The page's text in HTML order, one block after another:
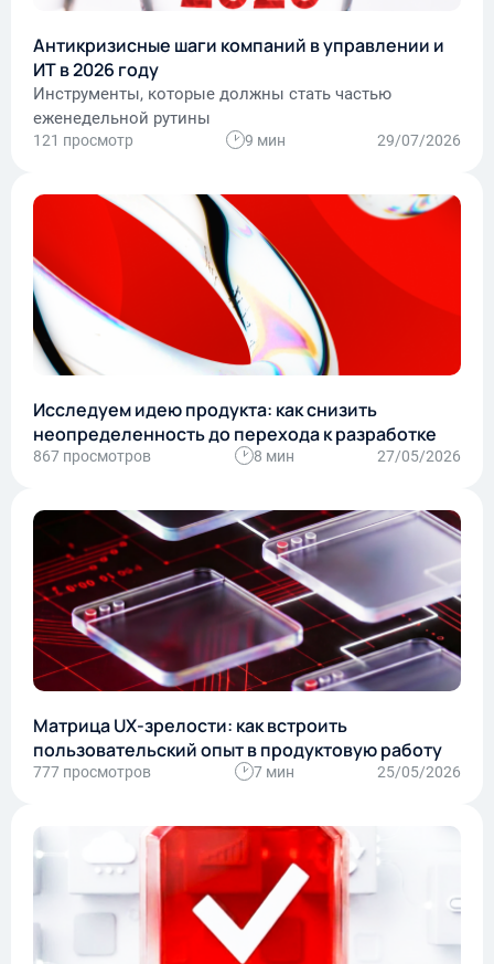
Антикризисные шаги компаний в управлении и
ИТ в 2026 году
Инструменты, которые должны стать частью
еженедельной рутины
121 просмотр 9 мин 29/07/2026
Исследуем идею продукта: как снизить
неопределенность до перехода к разработке
867 просмотров 8 мин 27/05/2026
Матрица UX-зрелости: как встроить
пользовательский опыт в продуктовую работу
777 просмотров 7 мин 25/05/2026